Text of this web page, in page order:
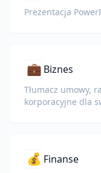
Prezentacja
💼 Biznes
Tłumacz umowy,
korporacyjne dla
💰 Finanse